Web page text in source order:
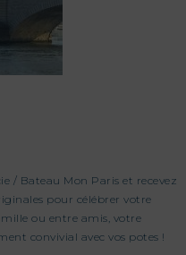
DEVIS
/ Bateau Mon Paris et recevez
pour célébrer votre
ou entre amis, votre
convivial avec vos potes !